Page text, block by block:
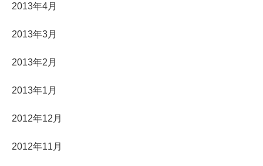
2013年4月
2013年3月
2013年2月
2013年1月
2012年12月
2012年11月